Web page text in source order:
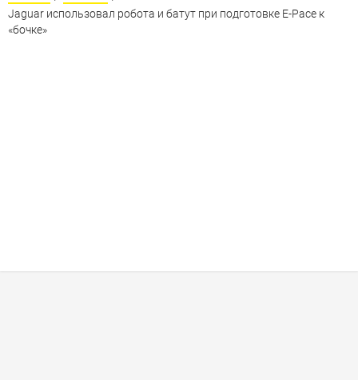
Jaguar использовал робота и батут при подготовке E-Pace к
«бочке»